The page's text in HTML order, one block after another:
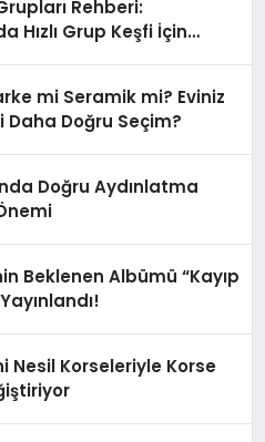
Rehberi:
Hızlı Grup Keşfi İçin
mi Seramik mi? Eviniz
Daha Doğru Seçim?
Doğru Aydınlatma
Beklenen Albümü “Kayıp
Nesil Korseleriyle Korse